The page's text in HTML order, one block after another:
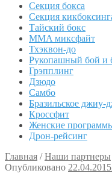
Секция бокса
Секция
Тайский бокс
MMA миксфайт
Тхэквон-до
Рукопашный бой и
Грэпплинг
Дзюдо
Самбо
Бразильское джиу-
Кроссфит
Женские
Дрон-рейсинг
Главная /Наши партнеры
Опубликовано 22.04.2015